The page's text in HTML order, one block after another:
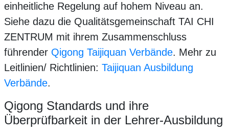
einheitliche Regelung auf hohem Niveau an.
Siehe dazu die Qualitätsgemeinschaft TAI CHI
ZENTRUM mit ihrem Zusammenschluss
führender Qigong Taijiquan Verbände. Mehr zu
Leitlinien/ Richtlinien: Taijiquan Ausbildung
Verbände.
Qigong Standards und ihre
Überprüfbarkeit in der Lehrer-Ausbildung